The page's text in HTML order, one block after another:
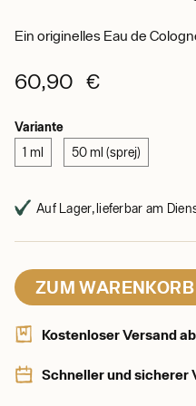
Ein originelles Eau de
60,90 €
Variante
1 ml 50 ml (sprej)
Auf Lager, lieferbar am
ZUM
Kostenloser Versand
Schneller und sicherer